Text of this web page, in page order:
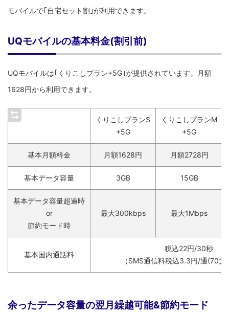
モバイルで｢自宅セット割｣が利用できます。
UQモバイルの基本料金(割引前)
UQモバイルは｢くりこしプラン+5G｣が提供されています。月額
1628円から利用できます。
くりこしプランS
+5G
くりこしプランM
+5G
基本月額料金 月額1628円 月額2728円
基本データ容量 3GB 15GB
基本データ容量超過時
or
節約モード時
最大300kbps 最大1Mbps
基本国内通話料
税込22円/30秒
（SMS通信料税込3.3円/通(70文
余ったデータ容量の翌月繰越可能&節約モード